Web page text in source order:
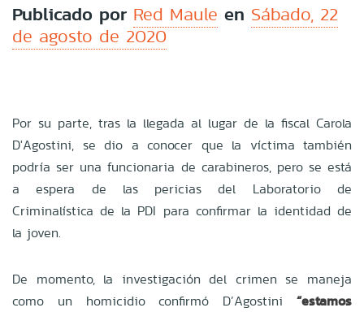
Publicado por Red Maule en Sábado, 22
de agosto de 2020
Por su parte, tras la llegada al lugar de la fiscal Carola
D'Agostini, se dio a conocer que la víctima también
podría ser una funcionaria de carabineros, pero se está
a espera de las pericias del Laboratorio de
Criminalística de la PDI para confirmar la identidad de
la joven.
De momento, la investigación del crimen se maneja
como un homicidio confirmó D’Agostini “estamos